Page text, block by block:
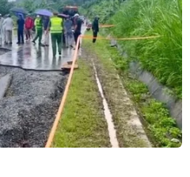
vụ lập
ở Đắk Lắk